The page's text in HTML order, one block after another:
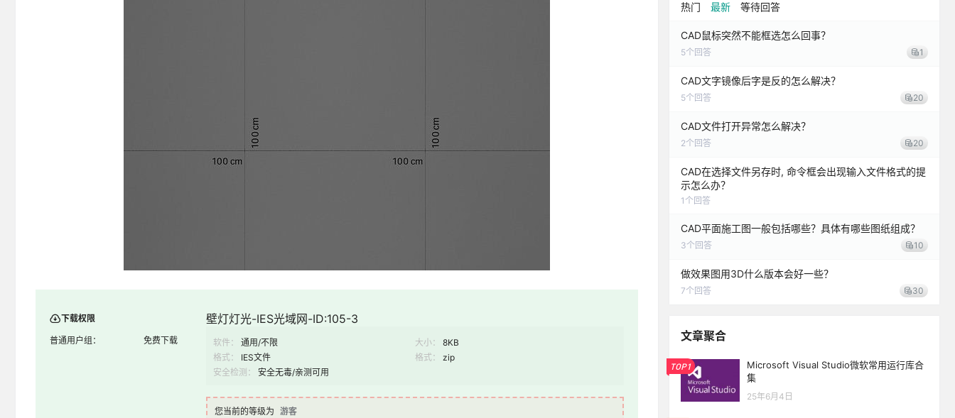
下载权限
普通用户组： 免费下载
壁灯灯光-IES光域网-ID:105-3
软件： 通用/不限 大小：
8KB
格式：
IES文件 格式：
zip
安全检测：
安全无毒/亲测可用
您当前的等级为 游客
热门 最新 等待回答
CAD鼠标突然不能框选怎么回事？
5个回答 1
CAD文字镜像后字是反的怎么解决？
5个回答 20
CAD文件打开异常怎么解决？
2个回答 20
CAD在选择文件另存时, 命令框会出现输入文件格式的提
示怎么办？
1 个回答
CAD平面施工图一般包括哪些？具体有哪些图纸组成？
3个回答 10
做效果图用3D什么版本会好一些？
7个回答 30
文章聚合
TOP1
Microsoft Visual Studio微软常用运行库合
集
25年6月4日